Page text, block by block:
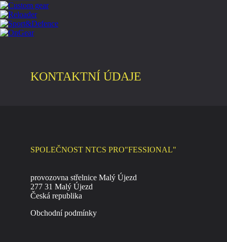
KONTAKTNÍ ÚDAJE
SPOLEČNOST NTCS PRO"FESSIONAL"
provozovna střelnice Malý Újezd
277 31 Malý Újezd
Česká republika
Obchodní podmínky